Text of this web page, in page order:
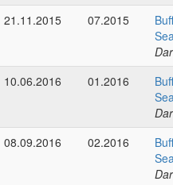
21.11.2015
07.2015
10.06.2016
01.2016
08.09.2016
02.2016